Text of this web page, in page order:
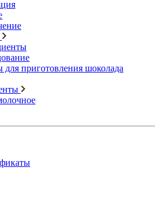
для приготовления шоколада